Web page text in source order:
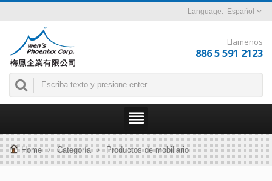
Español
Llamenos
886 5 591 2123
Home Categoría Productos de mobiliario